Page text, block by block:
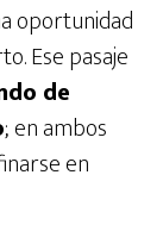
oportunidad
Ese pasaje
de
; en ambos
en